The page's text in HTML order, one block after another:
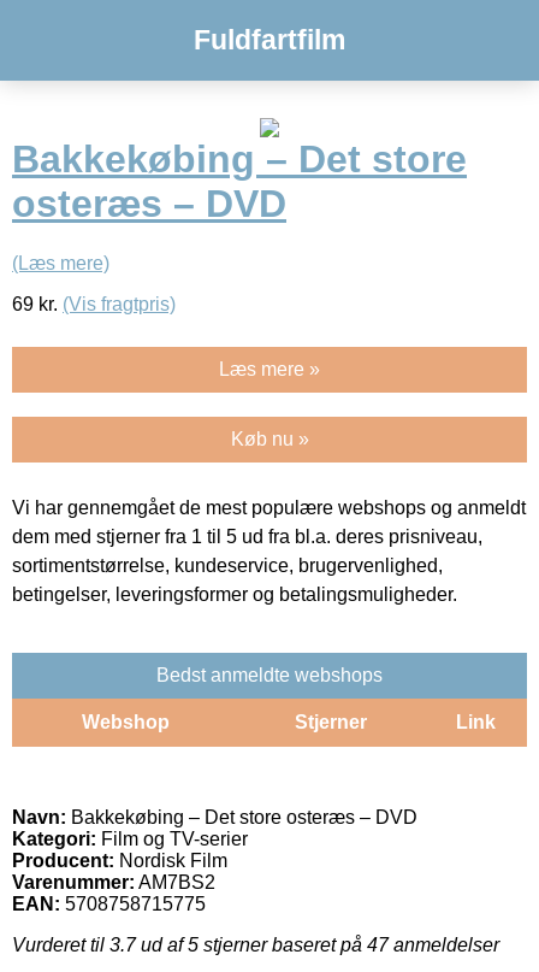
Fuldfartfilm
Bakkekøbing – Det store
osteræs – DVD
(Læs mere)
69 kr. (Vis fragtpris)
Læs mere »
Køb nu »
Vi har gennemgået de mest populære webshops og anmeldt
dem med stjerner fra 1 til 5 ud fra bl.a. deres prisniveau,
sortimentstørrelse, kundeservice, brugervenlighed,
betingelser, leveringsformer og betalingsmuligheder.
Bedst anmeldte webshops
Webshop Stjerner Link
Navn: Bakkekøbing – Det store osteræs – DVD
Kategori: Film og TV-serier
Producent: Nordisk Film
Varenummer: AM7BS2
EAN: 5708758715775
Vurderet til 3.7ud af 5 stjerner baseret på 47anmeldelser